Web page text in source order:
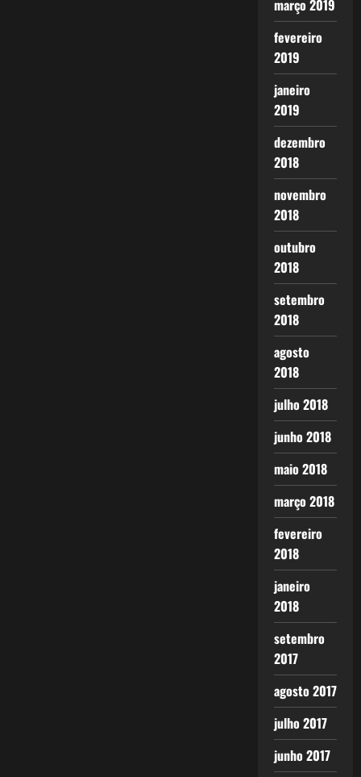
março 2019
fevereiro
2019
janeiro
2019
dezembro
2018
novembro
2018
outubro
2018
setembro
2018
agosto
2018
julho 2018
junho 2018
maio 2018
março 2018
fevereiro
2018
janeiro
2018
setembro
2017
agosto 2017
julho 2017
junho 2017